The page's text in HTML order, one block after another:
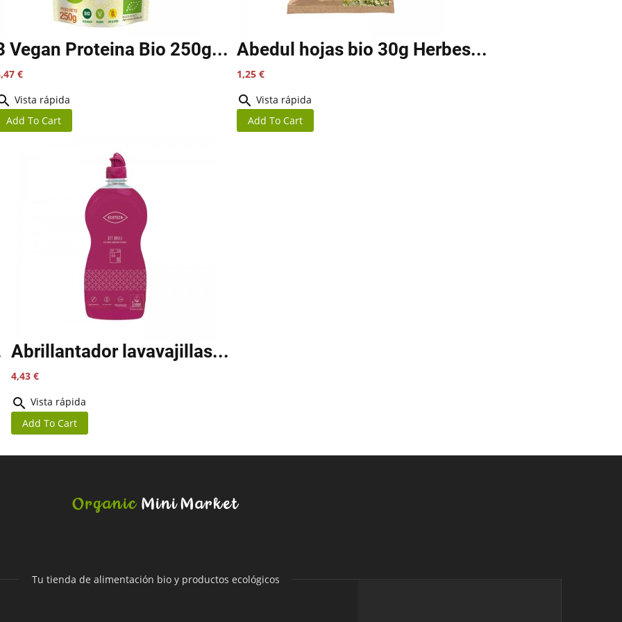
Vegan Proteina Bio 250g...
€
Vista rápida
Add To Cart
Abedul hojas bio 30g Herbes...
Precio
1,25 €
 Vista rápida
Add To Cart
Abrillantador lavavajillas...
Precio
4,43 €
 Vista rápida
Add To Cart
Tu tienda de alimentación bio y productos ecológicos